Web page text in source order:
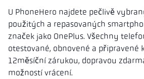
U PhoneHero najdete pečlivě
použitých a repasovaných
značek jako OnePlus. Všechny
otestované, obnovené a připravené
12měsíční zárukou, dopravou
možností vrácení.